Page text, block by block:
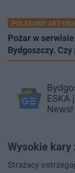
POLECANY
Pożar w
Bydgoszczy.
Wysokie kary
Strażacy